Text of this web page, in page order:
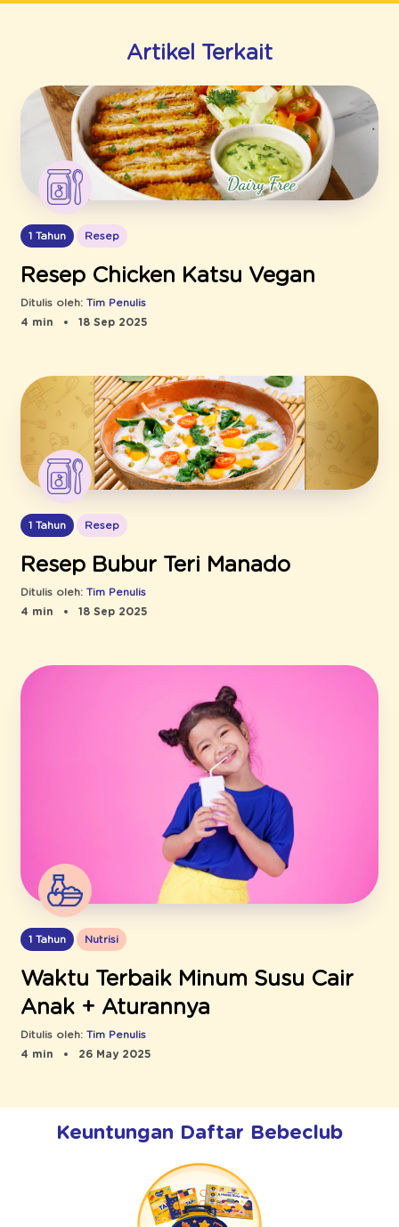
Artikel Terkait
1 Tahun Resep
Resep Chicken Katsu Vegan
Ditulis oleh: Tim Penulis
4 min
18 Sep 2025
1 Tahun Resep
Resep Bubur Teri Manado
Ditulis oleh: Tim Penulis
4 min
18 Sep 2025
1 Tahun Nutrisi
Waktu Terbaik Minum Susu Cair
Anak + Aturannya
Ditulis oleh: Tim Penulis
4 min
26 May 2025
Keuntungan Daftar Bebeclub